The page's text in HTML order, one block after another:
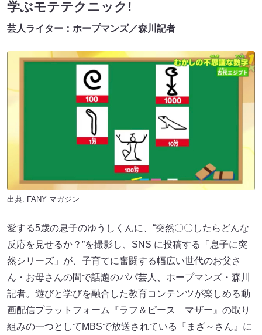
学ぶモテテクニック!
芸人ライター：ホープマンズ／森川記者
出典: FANY マガジン
愛する5歳の息子のゆうしくんに、“突然〇〇したらどんな
反応を見せるか？”を撮影し、SNS に投稿する「息子に突
然シリーズ」が、子育てに奮闘する幅広い世代のお父さ
ん・お母さんの間で話題のパパ芸人、ホープマンズ・森川
記者。遊びと学びを融合した教育コンテンツが楽しめる動
画配信プラットフォーム『ラフ＆ピース マザー』の取り
組みの一つとしてMBSで放送されている『まざ～さん』に